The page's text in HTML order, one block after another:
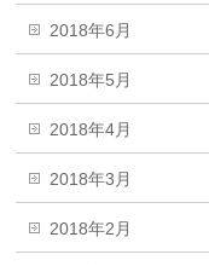
2018年6月
2018年5月
2018年4月
2018年3月
2018年2月